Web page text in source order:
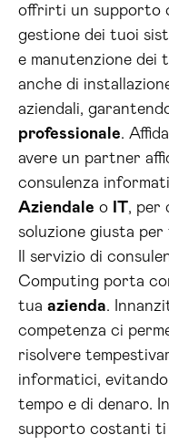
offrirti un supporto
gestione dei tuoi
e manutenzione dei
anche di
aziendali,
professionale.
avere un partner
consulenza
Aziendale o IT, per
soluzione giusta per
Il servizio di
Computing porta
tua azienda.
competenza ci
risolvere
informatici,
tempo e di denaro.
supporto costanti ti